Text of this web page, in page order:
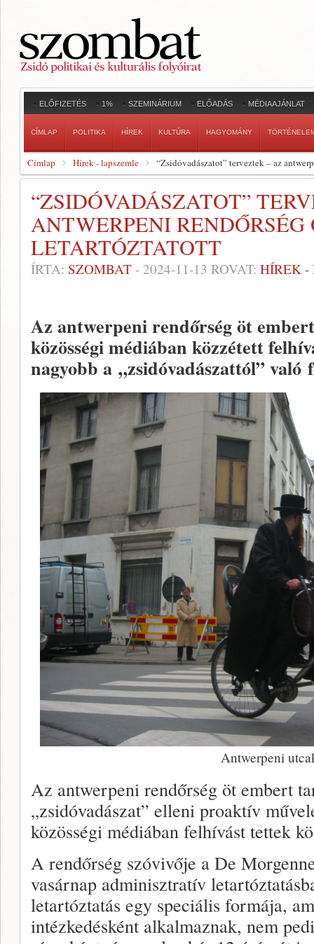
ELŐFIZETÉS 1% SZEMINÁRIUM ELŐADÁS MÉDIAAJÁNLAT
CÍMLAP POLITIKA HÍREK KULTÚRA HAGYOMÁNY
Címlap Hírek - lapszemle “Zsidóvadászatot” terveztek – az
“ZSIDÓVADÁSZATOT”
ANTWERPENI RENDŐRSÉG
LETARTÓZTATOTT
ÍRTA: SZOMBAT - 2024-11-13 ROVAT: HÍREK -
Az antwerpeni rendőrség öt
közösségi médiában közzétett
nagyobb a „zsidóvadászattól” való
Antwerpeni
Az antwerpeni rendőrség öt embert
„zsidóvadászat” elleni proaktív
közösségi médiában felhívást tettek
A rendőrség szóvivője a De
vasárnap adminisztratív
letartóztatás egy speciális formája,
intézkedésként alkalmaznak, nem